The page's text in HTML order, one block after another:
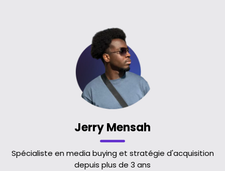
Jerry Mensah
Spécialiste en media buying et stratégie d'acquisition
depuis plus de 3 ans